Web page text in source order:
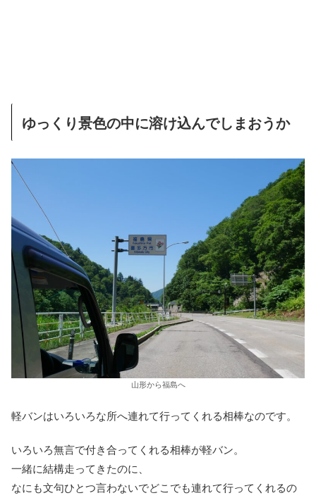
ゆっくり景色の中に溶け込んでしまおうか
山形から福島へ
軽バンはいろいろな所へ連れて行ってくれる相棒なのです。
いろいろ無言で付き合ってくれる相棒が軽バン。
一緒に結構走ってきたのに、
なにも文句ひとつ言わないでどこでも連れて行ってくれるの